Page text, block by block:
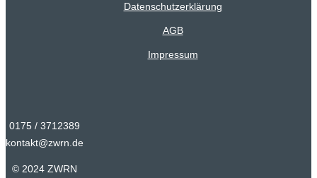
Datenschutzerklärung
AGB
Impressum
0175 / 3712389
kontakt@zwrn.de
© 2024 ZWRN